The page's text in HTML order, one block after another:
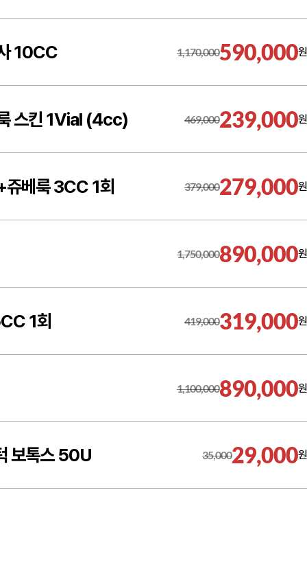
10CC 1,170,000590,000원
스킨 1Vial (4cc) 469,000239,000원
베룩 3CC 1회 379,000279,000원
1,750,000890,000원
1회 419,000319,000원
1,100,000890,000원
보톡스 50U 35,00029,000원